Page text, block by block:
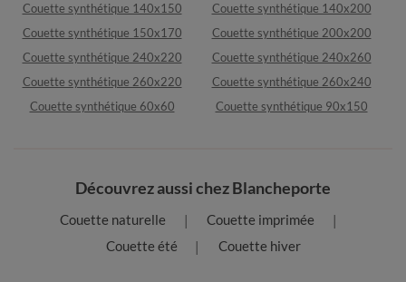
Couette synthétique 140x150
Couette synthétique 140x200
Couette synthétique 150x170
Couette synthétique 200x200
Couette synthétique 240x220
Couette synthétique 240x260
Couette synthétique 260x220
Couette synthétique 260x240
Couette synthétique 60x60
Couette synthétique 90x150
Découvrez aussi chez Blancheporte
Couette naturelle
Couette imprimée
Couette été
Couette hiver